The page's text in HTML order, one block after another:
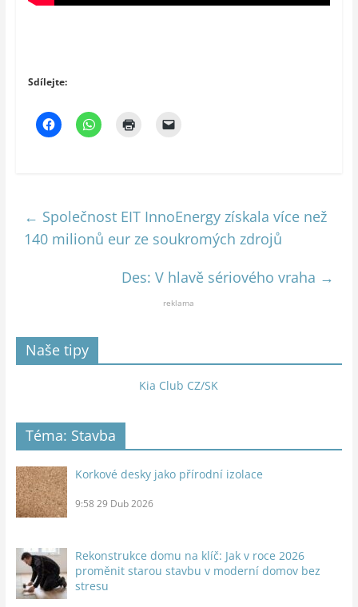
Sdílejte:
← Společnost EIT InnoEnergy získala více než
140 milionů eur ze soukromých zdrojů
Des: V hlavě sériového vraha →
reklama
Naše tipy
Kia Club CZ/SK
Téma: Stavba
Korkové desky jako přírodní izolace
9:58 29 Dub 2026
Rekonstrukce domu na klíč: Jak v roce 2026
proměnit starou stavbu v moderní domov bez
stresu